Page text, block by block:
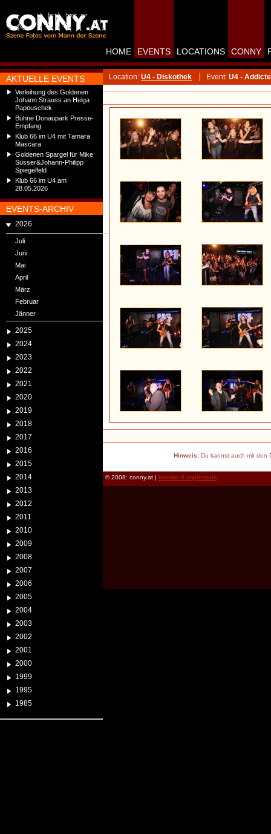
AKTUELLE EVENTS
Verleihung des Goldenen
Johann Strauss an Helga
Papouschek
Bühne Donaupark Presse-
Empfang
Klub 66 im U4 mit Tamara
Mascara
Goldenen Spargel für Mike
Süsser&Johann-Philipp
Spiegelfeld
Klub 66 im U4 am
28.05.2026
EVENTS-ARCHIV
2026
Juli
Juni
Mai
April
März
Februar
Jänner
2025
2024
2023
2022
2021
2020
2019
2018
2017
2016
2015
2014
2013
2012
2011
2010
2009
2008
2007
2006
2005
2004
2003
2002
2001
2000
1999
1995
1985
HOME EVENTS LOCATIONS CONNY
Location: U4 - Diskothek Event: U4 -
Hinweis:Du kannst auch mit den
© 2008: conny.at | kontakt & impressum